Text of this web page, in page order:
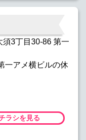
3丁目30-86 第一
一アメ横ビルの休
ラシを見る